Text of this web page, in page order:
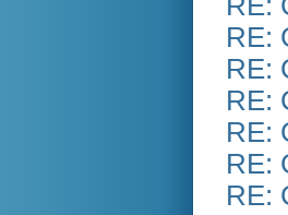
RE:
RE:
RE:
RE:
RE:
RE: